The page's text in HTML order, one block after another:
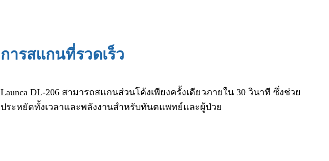
การสแกนที่รวดเร็ว
Launca DL-206 สามารถสแกนส่วนโค้งเพียงครั้งเดียวภายใน 30 วินาที ซึ่งช่วย
ประหยัดทั้งเวลาและพลังงานสำหรับทันตแพทย์และผู้ป่วย